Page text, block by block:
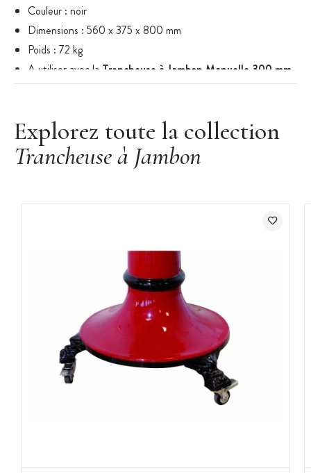
Couleur : noir
Dimensions : 560 x 375 x 800 mm
Poids : 72 kg
A utiliser avec la Trancheuse à Jambon Manuelle 300 mm
Wismer
Explorez toute la collection
Trancheuse à Jambon